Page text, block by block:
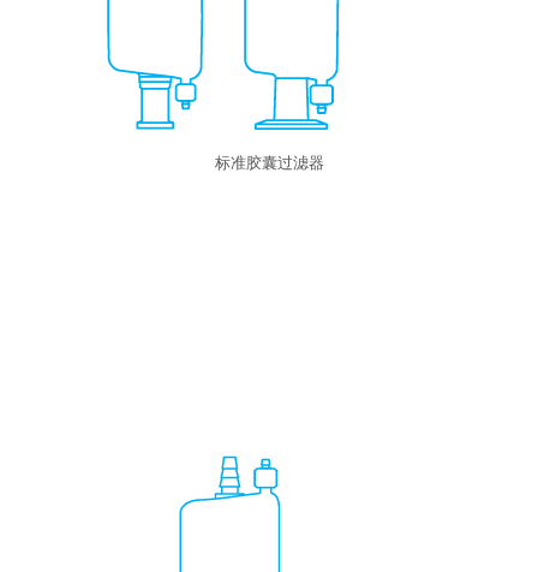
标准胶囊过滤器